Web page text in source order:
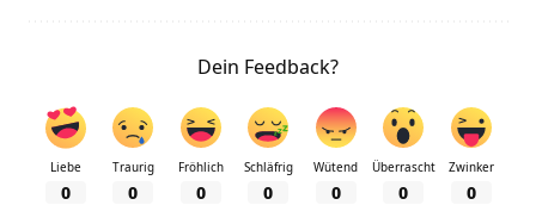
Dein Feedback?
Liebe
0
Traurig
0
Fröhlich
0
Schläfrig
0
Wütend
0
Überrascht
0
Zwinker
0